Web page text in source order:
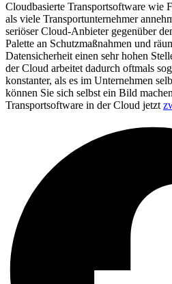
Cloudbasierte Transportsoftware wie
als viele Transportunternehmer
seriöser Cloud-Anbieter gegenüber
Palette an Schutzmaßnahmen und
Datensicherheit einen sehr hohen
der Cloud arbeitet dadurch oftmals
konstanter, als es im Unternehmen
können Sie sich selbst ein Bild
Transportsoftware in der Cloud jetzt